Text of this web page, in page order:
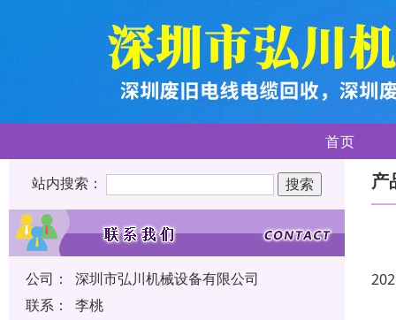
首页
站内搜索：
公司：
深圳市弘川机械设备有限公司
联系：
李桃
产